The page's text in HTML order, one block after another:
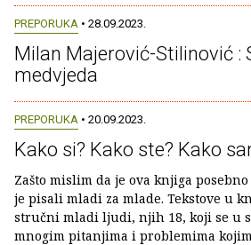
PREPORUKA • 28.09.2023.
Milan Majerović-Stilinović :
medvjeda
PREPORUKA • 20.09.2023.
Kako si? Kako ste? Kako
Zašto mislim da je ova knjiga
je pisali mladi za mlade. Tekstove u
stručni mladi ljudi, njih 18, koji se u
mnogim pitanjima i problemima